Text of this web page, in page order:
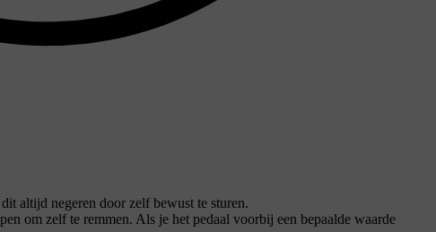
altijd negeren door zelf bewust te sturen.
om zelf te remmen. Als je het pedaal voorbij een bepaalde waarde